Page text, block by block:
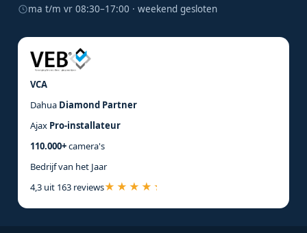
ma t/m vr 08:30–17:00 · weekend gesloten
VCA
Dahua Diamond Partner
Ajax Pro-installateur
110.000+camera's
Bedrijf van het Jaar
4,3 uit 163 reviews